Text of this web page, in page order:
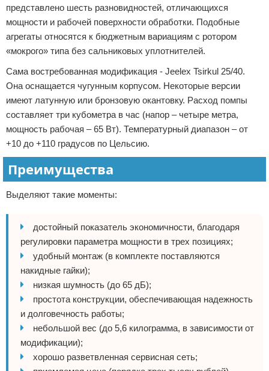
представлено шесть разновидностей, отличающихся
мощности и рабочей поверхности обработки. Подобные
агрегаты относятся к бюджетным вариациям с ротором
«мокрого» типа без сальниковых уплотнителей.
Сама востребованная модификация - Jeelex Tsirkul 25/40.
Она оснащается чугунным корпусом. Некоторые версии
имеют латунную или бронзовую окантовку. Расход помпы
составляет три кубометра в час (напор – четыре метра,
мощность рабочая – 65 Вт). Температурный диапазон – от
+10 до +110 градусов по Цельсию.
Преимущества
Выделяют такие моменты:
достойный показатель экономичности, благодаря
регулировки параметра мощности в трех позициях;
удобный монтаж (в комплекте поставляются
накидные гайки);
низкая шумность (до 65 дБ);
простота конструкции, обеспечивающая надежность
и долговечность работы;
небольшой вес (до 5,6 килограмма, в зависимости от
модификации);
хорошо разветвленная сервисная сеть;